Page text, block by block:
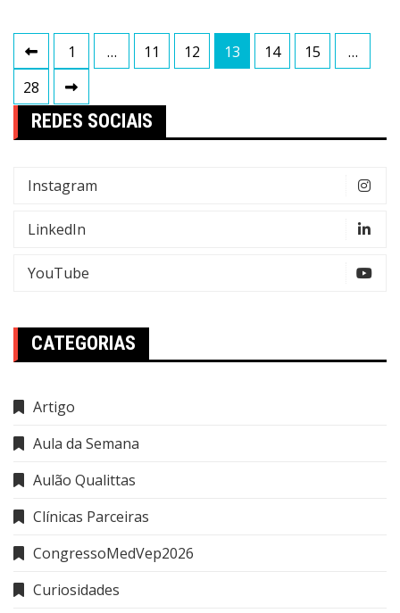
Paginação
de
posts
1 … 11 12 13 14 15
…
28
REDES SOCIAIS
Instagram
LinkedIn
YouTube
CATEGORIAS
Artigo
Aula da Semana
Aulão Qualittas
Clínicas Parceiras
CongressoMedVep2026
Curiosidades